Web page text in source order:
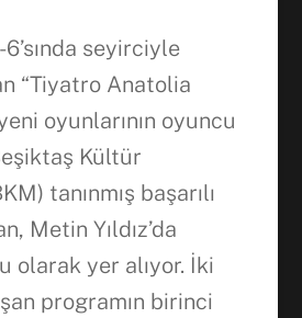
6’sında seyirciyle
“Tiyatro Anatolia
oyunlarının oyuncu
Kültür
tanınmış başarılı
Metin Yıldız’da
olarak yer alıyor. İki
programın birinci